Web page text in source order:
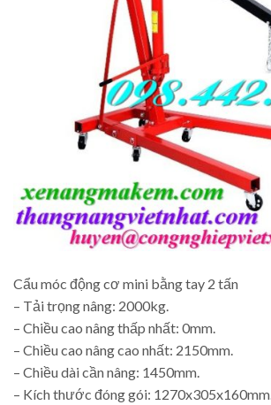
Cẩu móc động cơ mini bằng tay 2 tấn
– Tải trọng nâng: 2000kg.
– Chiều cao nâng thấp nhất: 0mm.
– Chiều cao nâng cao nhất: 2150mm.
– Chiều dài cần nâng: 1450mm.
– Kích thước đóng gói: 1270x305x160mm.